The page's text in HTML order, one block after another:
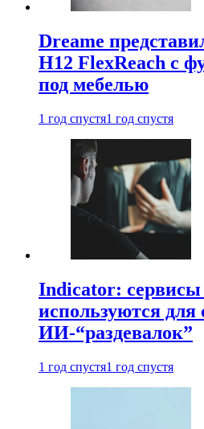
Dreame
H12 FlexReach с
под мебелью
1 год спустя1 год спустя
Indicator: сервисы
используются для
ИИ-“раздевалок”
1 год спустя1 год спустя